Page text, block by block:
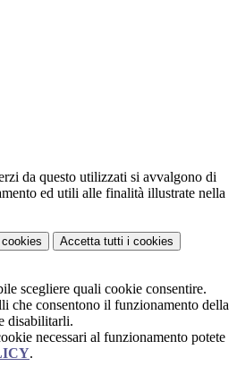
da questo utilizzati si avvalgono di
ed utili alle finalità illustrate nella
Accetta tutti i cookies
scegliere quali cookie consentire.
che consentono il funzionamento della
disabilitarli.
necessari al funzionamento potete
.